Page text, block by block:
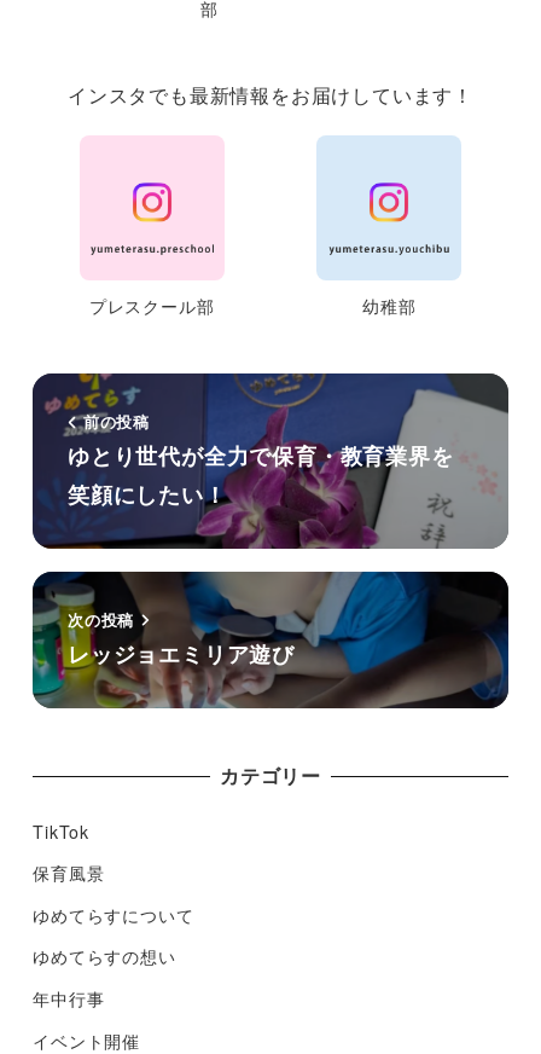
部
インスタでも最新情報をお届けしています！
プレスクール部 幼稚部
前の投稿
ゆとり世代が全力で保育・教育業界を
笑顔にしたい！
次の投稿
レッジョエミリア遊び
カテゴリー
TikTok
保育風景
ゆめてらすについて
ゆめてらすの想い
年中行事
イベント開催